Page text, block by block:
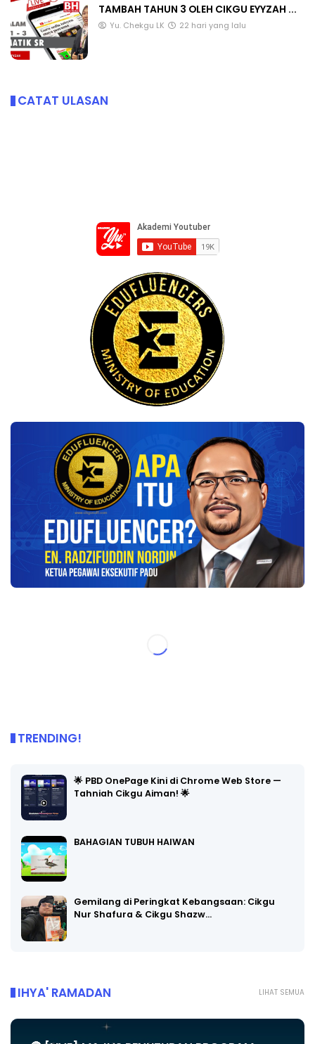
TAMBAH TAHUN 3 OLEH CIKGU EYYZAH ...
Yu. Chekgu LK 22 hari yang lalu
CATAT ULASAN
TRENDING!
🌟 PBD OnePage Kini di Chrome Web Store —
Tahniah Cikgu Aiman! 🌟
BAHAGIAN TUBUH HAIWAN
Gemilang di Peringkat Kebangsaan: Cikgu
Nur Shafura & Cikgu Shazw…
LIHAT SEMUA
IHYA' RAMADAN